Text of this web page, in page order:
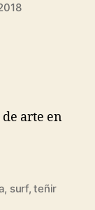
arte en
, surf,teñir